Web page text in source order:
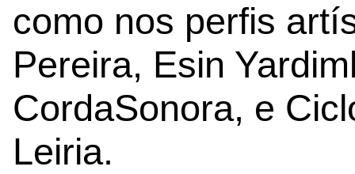
como nos perfis
Pereira, Esin
CordaSonora, e
Leiria.